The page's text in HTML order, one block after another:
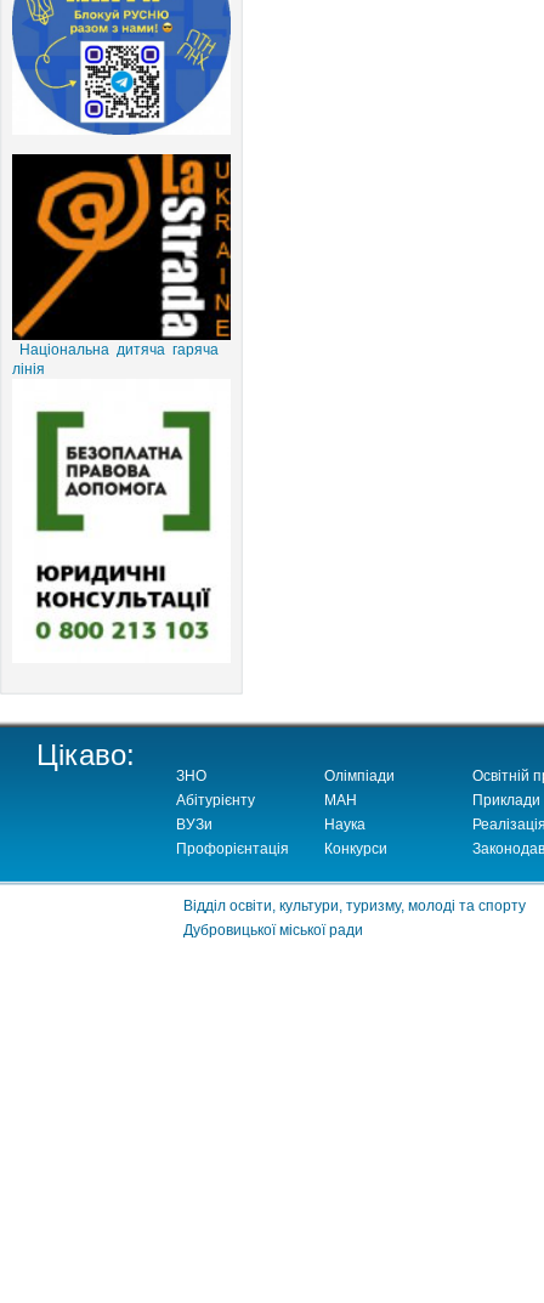
Національна дитяча гаряча
лінія
Цікаво:
ЗНО
Абітурієнту
ВУЗи
Профорієнтація
Олімпіади
МАН
Наука
Конкурси
Освітній
Приклади
Відділ освіти, культури, туризму, молоді та спорту
Дубровицької міської ради